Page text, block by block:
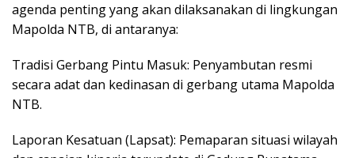
agenda penting yang akan dilaksanakan di lingkungan
Mapolda NTB, di antaranya:
Tradisi Gerbang Pintu Masuk: Penyambutan resmi
secara adat dan kedinasan di gerbang utama Mapolda
NTB.
Laporan Kesatuan (Lapsat): Pemaparan situasi wilayah